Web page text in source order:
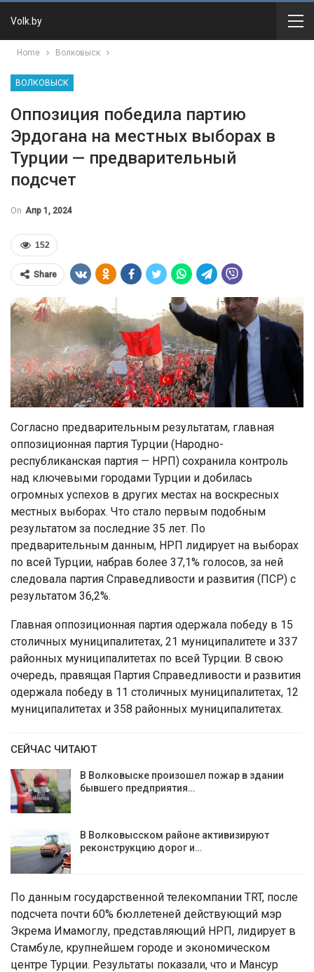
Volk.by
Home Волковыск
ВОЛКОВЫСК
Оппозиция победила партию
Эрдогана на местных выборах в
Турции — предварительный
подсчет
On Апр 1, 2024
152
Share
Согласно предварительным результатам, главная
оппозиционная партия Турции (Народно-
республиканская партия — НРП) сохранила контроль
над ключевыми городами Турции и добилась
огромных успехов в других местах на воскресных
местных выборах. Что стало первым подобным
результатом за последние 35 лет. По
предварительным данным, НРП лидирует на выборах
по всей Турции, набрав более 37,1% голосов, за ней
следовала партия Справедливости и развития (ПСР) с
результатом 36,2%.
Главная оппозиционная партия одержала победу в 15
столичных муниципалитетах, 21 муниципалитете и 337
районных муниципалитетах по всей Турции. В свою
очередь, правящая Партия Справедливости и развития
одержала победу в 11 столичных муниципалитетах, 12
муниципалитетах и 358 районных муниципалитетах.
СЕЙЧАС ЧИТАЮТ
В Волковыске произошел пожар в здании
бывшего предприятия…
В Волковысском районе активизируют
реконструкцию дорог и…
По данным государственной телекомпании TRT, после
подсчета почти 60% бюллетеней действующий мэр
Экрема Имамоглу, представляющий НРП, лидирует в
Стамбуле, крупнейшем городе и экономическом
центре Турции. Результаты показали, что и Мансур